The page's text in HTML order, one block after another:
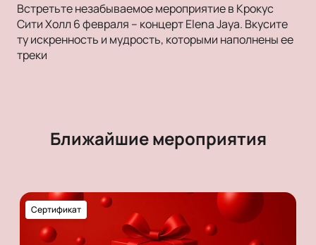
Встретьте незабываемое мероприятие в Крокус
Сити Холл 6 февраля – концерт Elena Jaya. Вкусите
ту искренность и мудрость, которыми наполнены ее
треки
Ближайшие мероприятия
Сертификат